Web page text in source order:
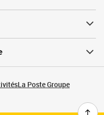
La Poste Groupe